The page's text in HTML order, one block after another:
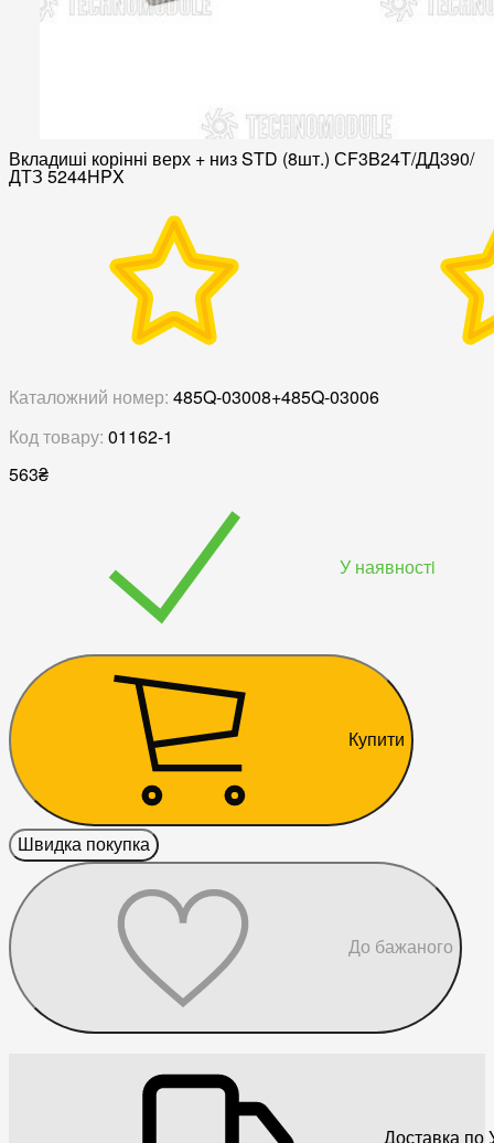
Вкладиші корінні верх + низ STD (8шт.) СF3B24T/ДД390/
ДТЗ 5244HPX
Каталожний номер: 485Q-03008+485Q-03006
Код товару: 01162-1
563₴
У наявностi
Купити
Швидка покупка
До бажаного
Доставка по